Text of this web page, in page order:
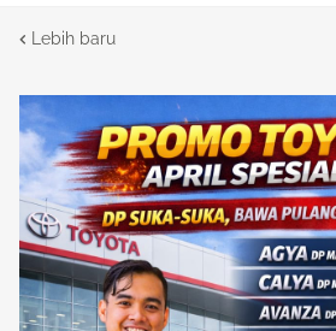
Lebih baru